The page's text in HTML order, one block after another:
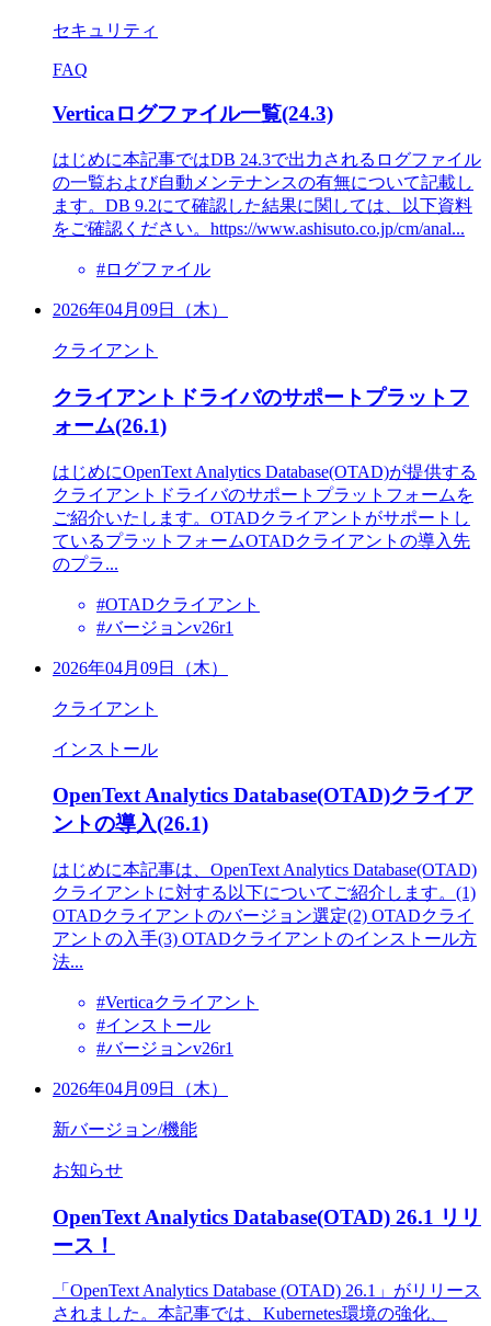
セキュリティ
FAQ
Verticaログファイル一覧(24.3)
はじめに本記事ではDB 24.3で出力されるログファイル
の一覧および自動メンテナンスの有無について記載し
ます。DB 9.2にて確認した結果に関しては、以下資料
をご確認ください。https://www.ashisuto.co.jp/cm/anal...
#ログファイル
2026年04月09日（木）
クライアント
クライアントドライバのサポートプラットフ
ォーム(26.1)
はじめにOpenText Analytics Database(OTAD)が提供する
クライアントドライバのサポートプラットフォームを
ご紹介いたします。OTADクライアントがサポートし
ているプラットフォームOTADクライアントの導入先
のプラ...
#OTADクライアント
#バージョンv26r1
2026年04月09日（木）
クライアント
インストール
OpenText Analytics Database(OTAD)クライア
ントの導入(26.1)
はじめに本記事は、OpenText Analytics Database(OTAD)
クライアントに対する以下についてご紹介します。(1)
OTADクライアントのバージョン選定(2) OTADクライ
アントの入手(3) OTADクライアントのインストール方
法...
#Verticaクライアント
#インストール
#バージョンv26r1
2026年04月09日（木）
新バージョン/機能
お知らせ
OpenText Analytics Database(OTAD) 26.1 リリ
ース！
「OpenText Analytics Database (OTAD) 26.1」がリリース
されました。本記事では、Kubernetes環境の強化、